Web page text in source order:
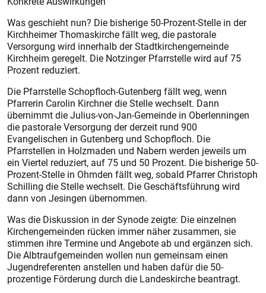
Was geschieht nun? Die bisherige 50-Prozent-Stelle in der
Kirchheimer Thomaskirche fällt weg, die pastorale
Versorgung wird innerhalb der Stadtkirchengemeinde
Kirchheim geregelt. Die Notzinger Pfarrstelle wird auf 75
Prozent reduziert.
Die Pfarrstelle Schopfloch-Gutenberg fällt weg, wenn
Pfarrerin Carolin Kirchner die Stelle wechselt. Dann
übernimmt die Julius-von-Jan-Gemeinde in Oberlenningen
die pastorale Versorgung der derzeit rund 900
Evangelischen in Gutenberg und Schopfloch. Die
Pfarrstellen in Holzmaden und Nabern werden jeweils um
ein Viertel reduziert, auf 75 und 50 Prozent. Die bisherige 50-
Prozent-Stelle in Ohmden fällt weg, sobald Pfarrer Christoph
Schilling die Stelle wechselt. Die Geschäftsführung wird
dann von Jesingen übernommen.
Was die Diskussion in der Sy­node zeigte: Die einzelnen
Kirchengemeinden rücken immer näher zusammen, sie
stimmen ihre Termine und Angebote ab und ergänzen sich.
Die Albtraufgemeinden wollen nun gemeinsam einen
Jugendreferenten anstellen und haben dafür die 50-
prozentige Förderung durch die Landeskirche beantragt.